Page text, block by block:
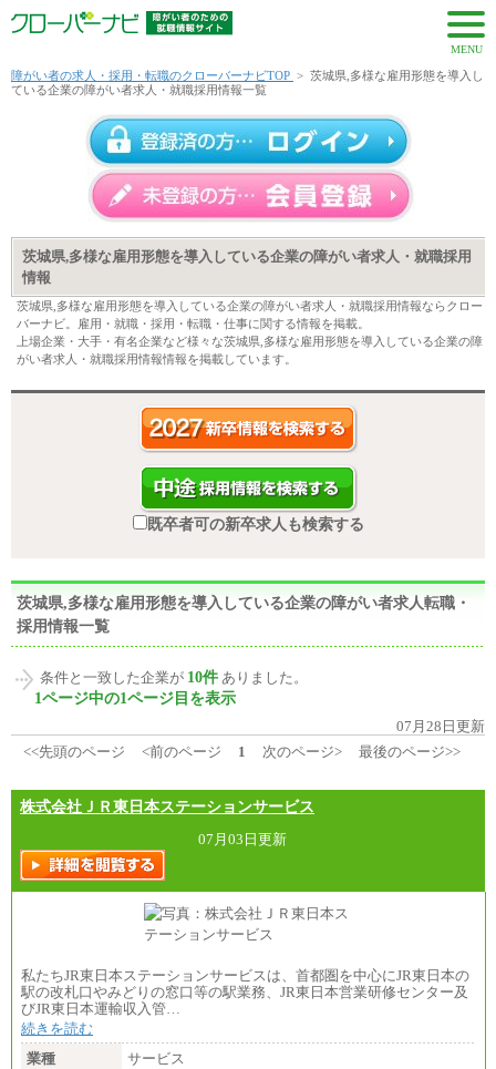
MENU
障がい者の求人・採用・転職のクローバーナビTOP > 茨城県,多様な雇用形態を導入し
ている企業の障がい者求人・就職採用情報一覧
茨城県,多様な雇用形態を導入している企業の障がい者求人・就職採用
情報
茨城県,多様な雇用形態を導入している企業の障がい者求人・就職採用情報ならクロー
バーナビ。雇用・就職・採用・転職・仕事に関する情報を掲載。
上場企業・大手・有名企業など様々な茨城県,多様な雇用形態を導入している企業の障
がい者求人・就職採用情報情報を掲載しています。
既卒者可の新卒求人も検索する
茨城県,多様な雇用形態を導入している企業の障がい者求人転職・
採用情報一覧
条件と一致した企業が 10件 ありました。
1ページ中の1ページ目を表示
07月28日更新
<<先頭のページ
<前のページ 1 次のページ> 最後のページ>>
株式会社ＪＲ東日本ステーションサービス
07月03日更新
私たちJR東日本ステーションサービスは、首都圏を中心にJR東日本の
駅の改札口やみどりの窓口等の駅業務、JR東日本営業研修センター及
びJR東日本運輸収入管…
続きを読む
業種
サービス